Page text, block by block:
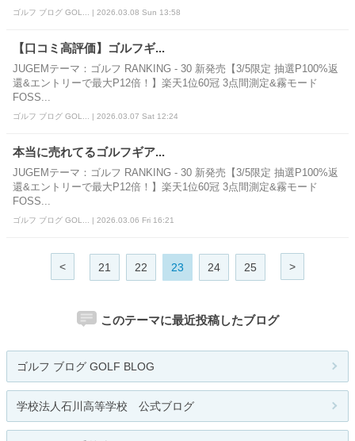
ゴルフ ブログ GOL... | 2026.03.08 Sun 13:58
【口コミ高評価】ゴルフギ...
JUGEMテーマ：ゴルフ RANKING - 30 新発売【3/5限定 抽選P100%返
還&エントリーで最大P12倍！】楽天1位60冠 3点間測定&霧モード
FOSS...
ゴルフ ブログ GOL... | 2026.03.07 Sat 12:24
本当に売れてるゴルフギア...
JUGEMテーマ：ゴルフ RANKING - 30 新発売【3/5限定 抽選P100%返
還&エントリーで最大P12倍！】楽天1位60冠 3点間測定&霧モード
FOSS...
ゴルフ ブログ GOL... | 2026.03.06 Fri 16:21
< 21 22 23 24 25 >
このテーマに最近投稿したブログ
ゴルフ ブログ GOLF BLOG
学校法人石川高等学校 公式ブログ